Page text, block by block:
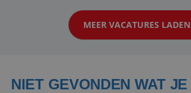
klanten te overtuigen om die
boeken! ...
MEER VACATURES LADEN
NIET GEVONDEN WAT